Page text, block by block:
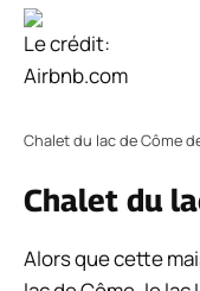
Le crédit:
Airbnb.com
Chalet du lac de Côme
Chalet du
Alors que cette